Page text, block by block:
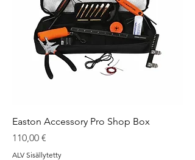
Easton Accessory Pro Shop Box
Hinta
110,00 €
ALV Sisällytetty